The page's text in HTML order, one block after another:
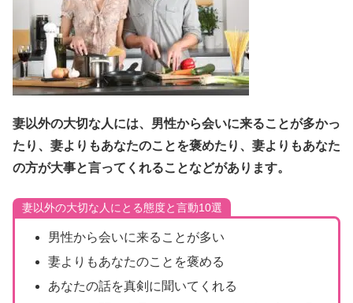
妻以外の大切な人には、男性から会いに来ることが多かっ
たり、妻よりもあなたのことを褒めたり、妻よりもあなた
の方が大事と言ってくれることなどがあります。
妻以外の大切な人にとる態度と言動10選
男性から会いに来ることが多い
妻よりもあなたのことを褒める
あなたの話を真剣に聞いてくれる